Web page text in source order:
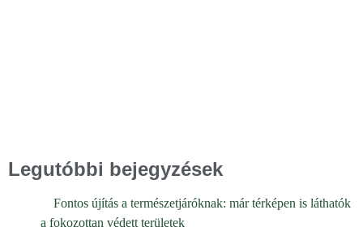
Legutóbbi bejegyzések
Fontos újítás a természetjáróknak: már térképen is láthatók
a fokozottan védett területek